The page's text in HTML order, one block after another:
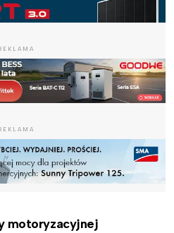
motoryzacyjnej